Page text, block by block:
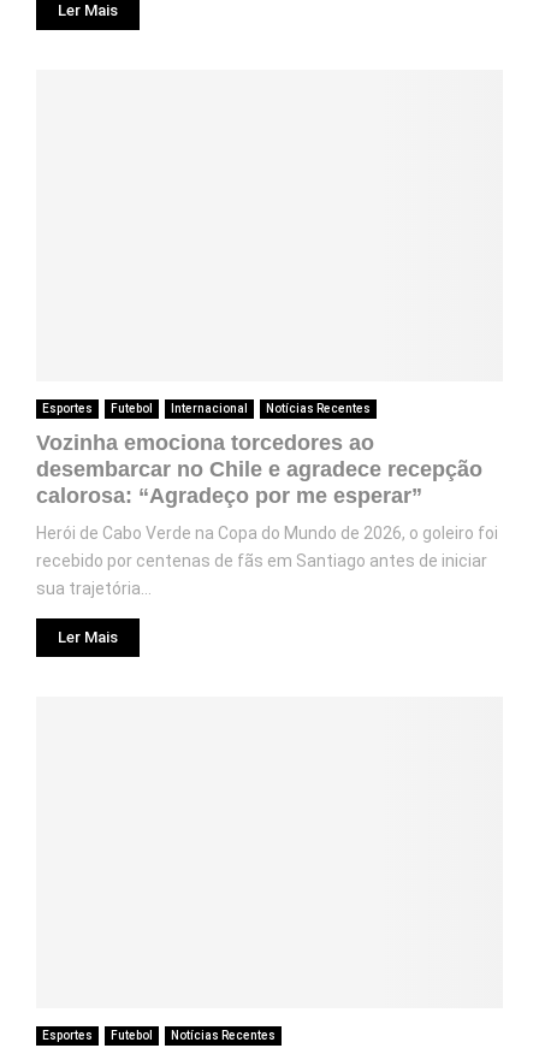
Ler Mais
Esportes Futebol Internacional Notícias Recentes
Vozinha emociona torcedores ao
desembarcar no Chile e agradece recepção
calorosa: “Agradeço por me esperar”
Herói de Cabo Verde na Copa do Mundo de 2026, o goleiro foi
recebido por centenas de fãs em Santiago antes de iniciar
sua trajetória...
Ler Mais
Esportes Futebol Notícias Recentes